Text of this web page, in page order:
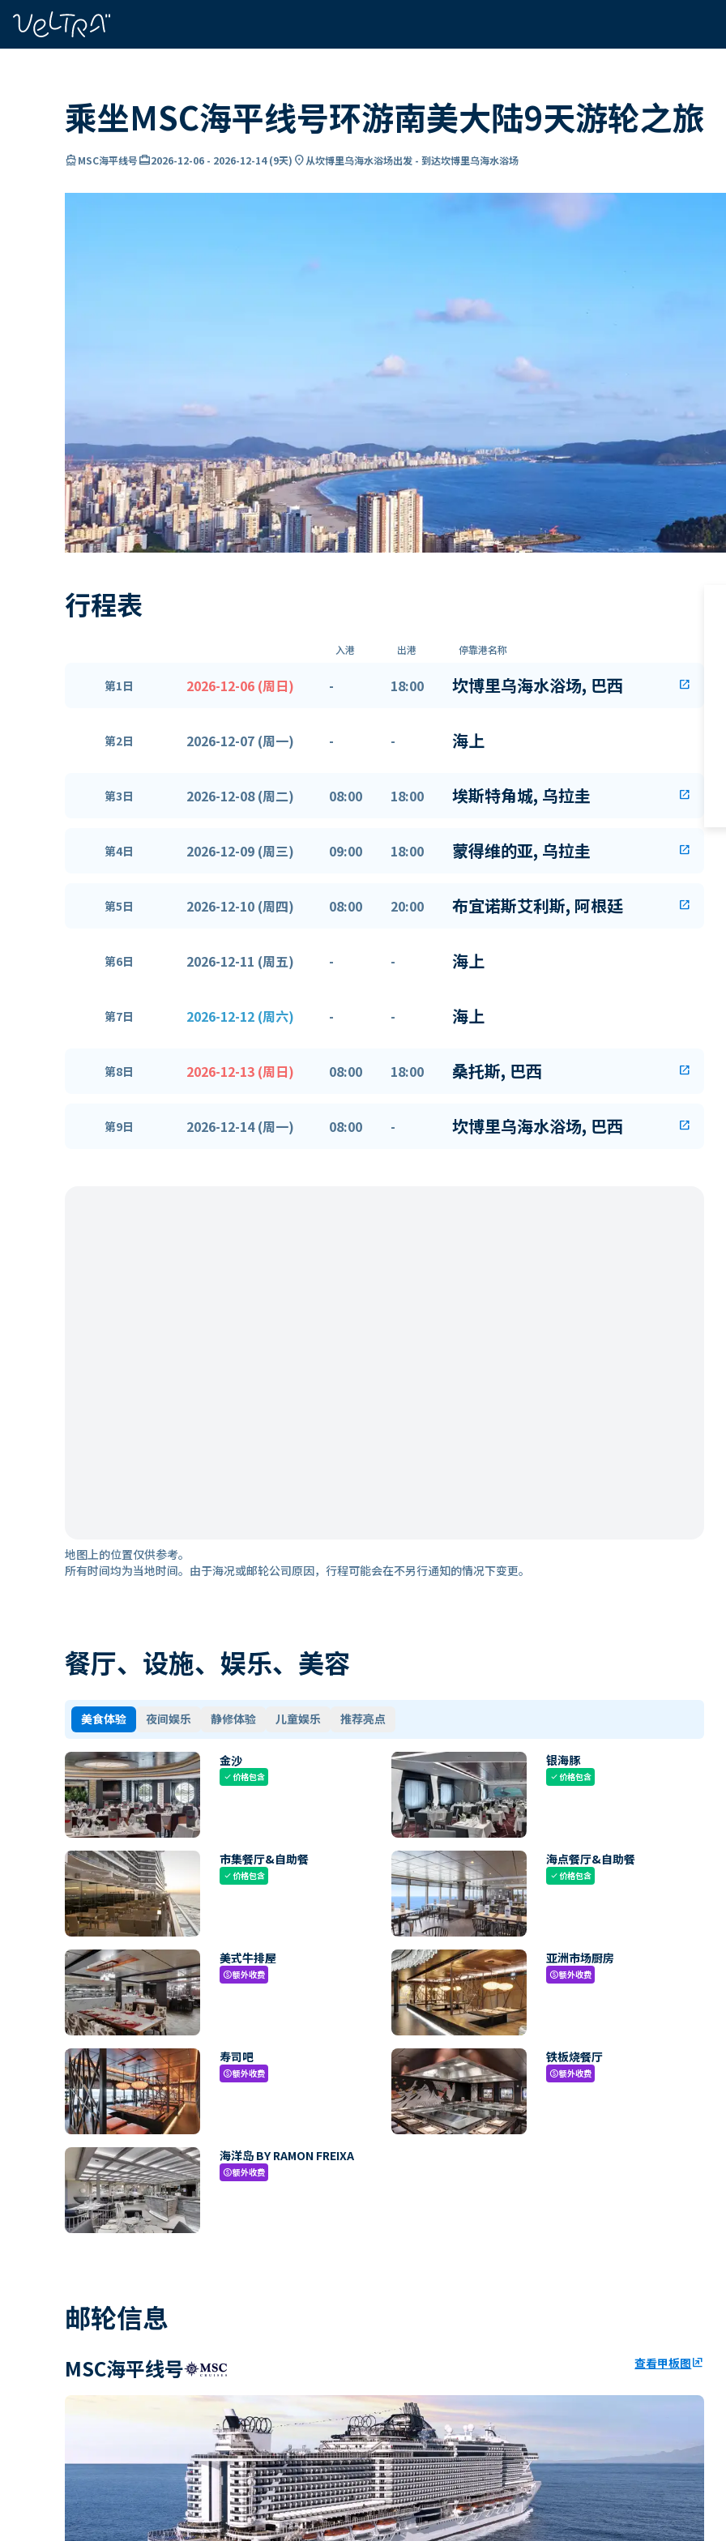
乘坐MSC海平线号环游南美大陆9天游轮之旅
directions_boatMSC海平线号card_travel2026-12-06 - 2026-12-14(9天) location_on从坎博里乌海水浴场出发 - 到达坎博里乌海水浴场
行程表
入港 出港 停靠港名称
第1日 2026-12-06 (周日) - 18:00 坎博里乌海水浴场, 巴西 open_in_new
第2日 2026-12-07 (周一) - - 海上
第3日 2026-12-08 (周二) 08:00 18:00 埃斯特角城, 乌拉圭 open_in_new
第4日 2026-12-09 (周三) 09:00 18:00 蒙得维的亚, 乌拉圭 open_in_new
第5日 2026-12-10 (周四) 08:00 20:00 布宜诺斯艾利斯, 阿根廷 open_in_new
第6日 2026-12-11 (周五) - - 海上
第7日 2026-12-12 (周六) - - 海上
第8日 2026-12-13 (周日) 08:00 18:00 桑托斯, 巴西 open_in_new
第9日 2026-12-14 (周一) 08:00 - 坎博里乌海水浴场, 巴西 open_in_new
地图上的位置仅供参考。
所有时间均为当地时间。由于海况或邮轮公司原因，行程可能会在不另行通知的情况下变更。
餐厅、设施、娱乐、美容
美食体验 夜间娱乐 静修体验 儿童娱乐 推荐亮点
金沙
check价格包含
银海豚
check价格包含
市集餐厅&自助餐
check价格包含
海点餐厅&自助餐
check价格包含
美式牛排屋
paid额外收费
亚洲市场厨房
paid额外收费
寿司吧
paid额外收费
铁板烧餐厅
paid额外收费
海洋岛 BY RAMON FREIXA
paid额外收费
邮轮信息
MSC海平线号 查看甲板图ungroup